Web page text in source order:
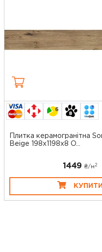
6
Плитка керамогранітна
Beige 198x1198x8 O...
1449 ₴/м2
КУПИТИ